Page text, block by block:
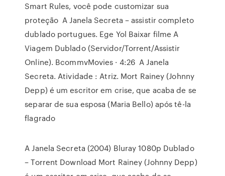
Smart Rules, você pode customizar sua
proteção A Janela Secreta – assistir completo
dublado portugues. Ege Yol Baixar filme A
Viagem Dublado (Servidor/Torrent/Assistir
Online). BcommvMovies · 4:26 A Janela
Secreta. Atividade : Atriz. Mort Rainey (Johnny
Depp) é um escritor em crise, que acaba de se
separar de sua esposa (Maria Bello) após tê-la
flagrado
A Janela Secreta (2004) Bluray 1080p Dublado
– Torrent Download Mort Rainey (Johnny Depp)